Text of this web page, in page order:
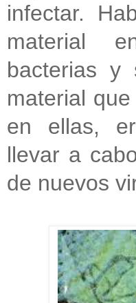
infectar.
material
bacterias y
material
en ellas,
llevar a
de nuevos